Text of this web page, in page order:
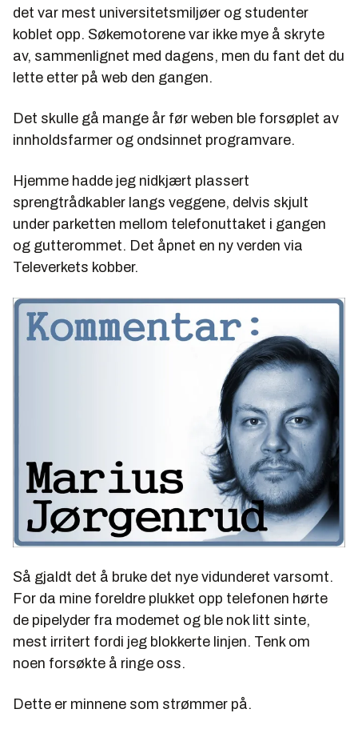
det var mest universitetsmiljøer og studenter
koblet opp. Søkemotorene var ikke mye å skryte
av, sammenlignet med dagens, men du fant det du
lette etter på web den gangen.
Det skulle gå mange år før weben ble forsøplet av
innholdsfarmer og ondsinnet programvare.
Hjemme hadde jeg nidkjært plassert
sprengtrådkabler langs veggene, delvis skjult
under parketten mellom telefonuttaket i gangen
og gutterommet. Det åpnet en ny verden via
Televerkets kobber.
Så gjaldt det å bruke det nye vidunderet varsomt.
For da mine foreldre plukket opp telefonen hørte
de pipelyder fra modemet og ble nok litt sinte,
mest irritert fordi jeg blokkerte linjen. Tenk om
noen forsøkte å ringe oss.
Dette er minnene som strømmer på.